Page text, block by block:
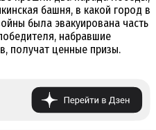
башня, в какой город в
была эвакуирована часть
набравшие
получат ценные призы.